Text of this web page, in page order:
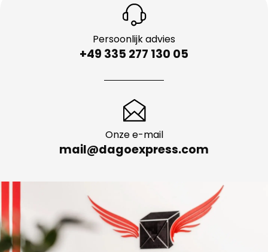
Persoonlijk advies
+49 335 277 130 05
Onze e-mail
mail@dagoexpress.com